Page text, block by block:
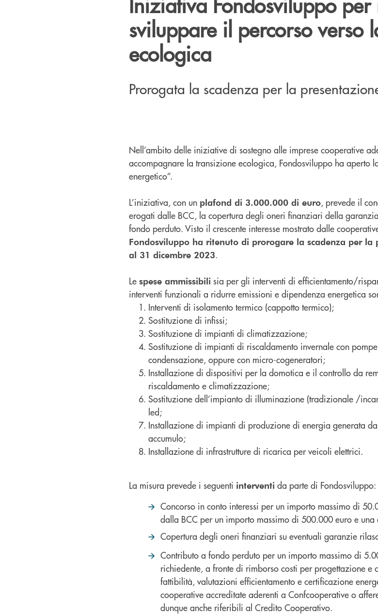
sviluppare il percorso verso
ecologica
Prorogata la scadenza per la
Nell’ambito delle iniziative di sostegno alle imprese cooperative
accompagnare la transizione ecologica, Fondosviluppo ha aperto
energetico”.
L’iniziativa, con un plafond di 3.000.000 di euro, prevede il
erogati dalle BCC, la copertura degli oneri finanziari della
fondo perduto. Visto il crescente interesse mostrato dalle
Fondosviluppo ha ritenuto di prorogare la scadenza per la
al 31 dicembre 2023.
Le spese ammissibili sia per gli interventi di efficientamento/
interventi funzionali a ridurre emissioni e dipendenza energetica
Interventi di isolamento termico (cappotto termico);
Sostituzione di infissi;
Sostituzione di impianti di climatizzazione;
Sostituzione di impianti di riscaldamento invernale con
condensazione, oppure con micro-cogeneratori;
Installazione di dispositivi per la domotica e il controllo da
riscaldamento e climatizzazione;
Sostituzione dell’impianto di illuminazione (tradizionale /
led;
Installazione di impianti di produzione di energia generata
accumulo;
Installazione di infrastrutture di ricarica per veicoli elettrici.
La misura prevede i seguenti interventi da parte di Fondosviluppo:
Concorso in conto interessi per un importo massimo di
dalla BCC per un importo massimo di 500.000 euro e
Copertura degli oneri finanziari su eventuali garanzie
Contributo a fondo perduto per un importo massimo di
richiedente, a fronte di rimborso costi per progettazione e
fattibilità, valutazioni efficientamento e certificazione
cooperative accreditate aderenti a Confcooperative o
dunque anche riferibili al Credito Cooperativo.